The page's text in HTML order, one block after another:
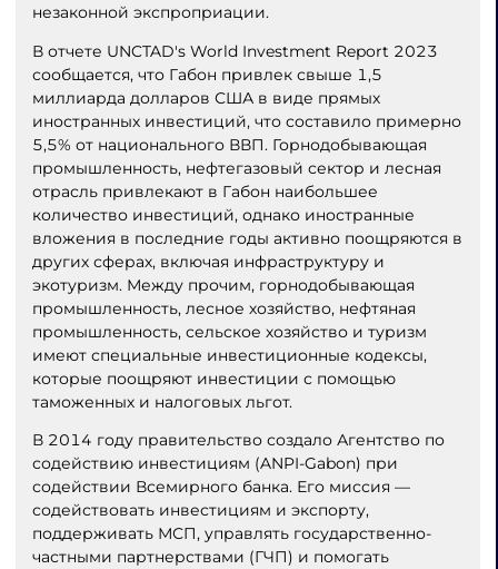
незаконной экспроприации.
В отчете UNCTAD's World Investment Report 2023
сообщается, что Габон привлек свыше 1,5
миллиарда долларов США в виде прямых
иностранных инвестиций, что составило примерно
5,5% от национального ВВП. Горнодобывающая
промышленность, нефтегазовый сектор и лесная
отрасль привлекают в Габон наибольшее
количество инвестиций, однако иностранные
вложения в последние годы активно поощряются в
других сферах, включая инфраструктуру и
экотуризм. Между прочим, горнодобывающая
промышленность, лесное хозяйство, нефтяная
промышленность, сельское хозяйство и туризм
имеют специальные инвестиционные кодексы,
которые поощряют инвестиции с помощью
таможенных и налоговых льгот.
В 2014 году правительство создало Агентство по
содействию инвестициям (ANPI-Gabon) при
содействии Всемирного банка. Его миссия —
содействовать инвестициям и экспорту,
поддерживать МСП, управлять государственно-
частными партнерствами (ГЧП) и помогать